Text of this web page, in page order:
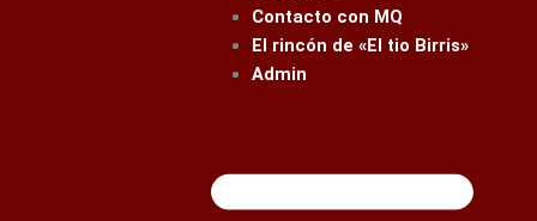
Contacto con MQ
El rincón de «El tio Birris»
Admin